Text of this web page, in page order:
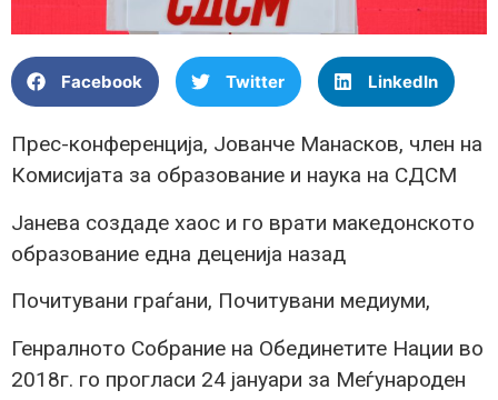
Facebook Twitter LinkedIn
Прес-конференција, Јованче Манасков, член на
Комисијата за образование и наука на СДСМ
Јанева создаде хаос и го врати македонското
образование една деценија назад
Почитувани граѓани, Почитувани медиуми,
Генралното Собрание на Обединетите Нации во
2018г. го прогласи 24 јануари за Меѓународен